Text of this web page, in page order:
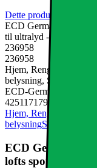
Dette produkt er endnu
ECD Germany 8-pak
til ultralyd -
236958
236958
Hjem, Rengøring &
belysning, Spotlights &
ECD-Germany
4251171793994
Hjem, Rengøring &
belysningSpotlights &
ECD Germany 8-
lofts spotlight til